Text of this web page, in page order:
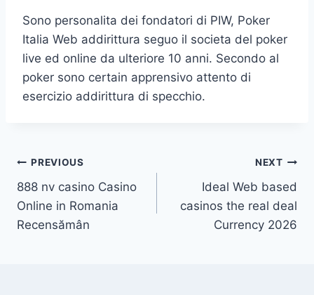
Sono personalita dei fondatori di PIW, Poker
Italia Web addirittura seguo il societa del poker
live ed online da ulteriore 10 anni. Secondo al
poker sono certain apprensivo attento di
esercizio addirittura di specchio.
Post
navigation
PREVIOUS
888 nv casino Casino
Online in Romania
Recensămân
NEXT
Ideal Web based
casinos the real deal
Currency 2026